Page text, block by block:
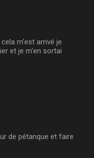
m'est arrivé je
et je m'en sortai
de pétanque et faire